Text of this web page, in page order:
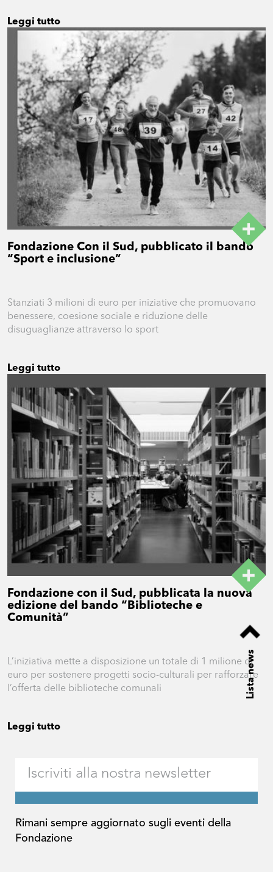
Leggi tutto
Fondazione Con il Sud, pubblicato il bando
“Sport e inclusione”
Stanziati 3 milioni di euro per iniziative che promuovano
benessere, coesione sociale e riduzione delle
disuguaglianze attraverso lo sport
Leggi tutto
Fondazione con il Sud, pubblicata la nuova
edizione del bando “Biblioteche e
Comunità”
L’iniziativa mette a disposizione un totale di 1 milione di
euro per sostenere progetti socio-culturali per rafforzare
l’offerta delle biblioteche comunali
Leggi tutto
Lista news
Rimani sempre aggiornato sugli eventi della
Fondazione